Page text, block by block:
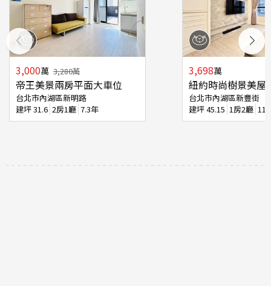
3,000萬 3,280萬
帝王美景兩房平面大車位
台北市內湖區新明路
建坪31.6 2房1廳 7.3年
3,698萬
紐約時尚樹景美屋
台北市內湖區新豐街
建坪45.15 1房2廳